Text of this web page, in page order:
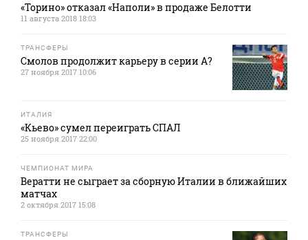
«Торино» отказал «Наполи» в продаже Белотти
11 августа 2018 18:03
ТРАНСФЕРЫ
Смолов продолжит карьеру в серии А?
27 ноября 2017 10:06
ИТАЛИЯ
«Кьево» сумел переиграть СПАЛ
25 ноября 2017 22:00
ЧЕМПИОНАТ МИРА
Вератти не сыграет за сборную Италии в ближайших
матчах
2 октября 2017 15:08
ТРАНСФЕРЫ